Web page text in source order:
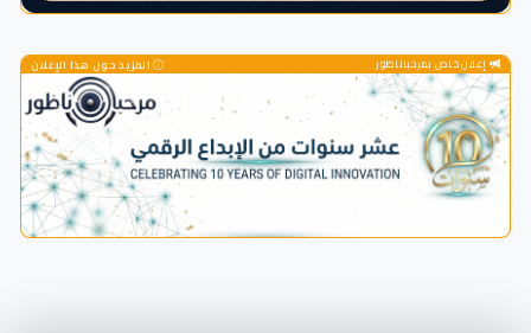
إعلان خاص بمرحباناظور المزيد حول هذا الإعلان